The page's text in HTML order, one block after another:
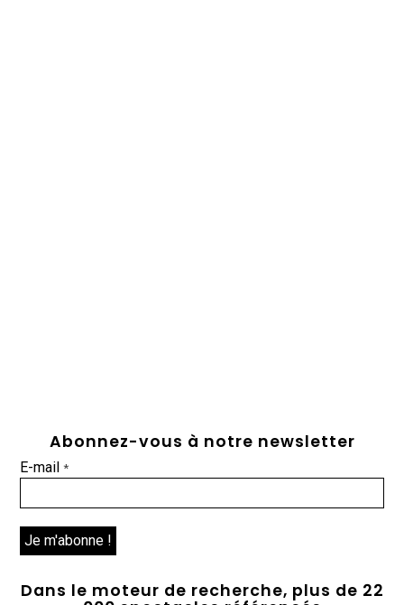
Abonnez-vous à notre newsletter
E-mail*
Dans le moteur de recherche, plus de 22